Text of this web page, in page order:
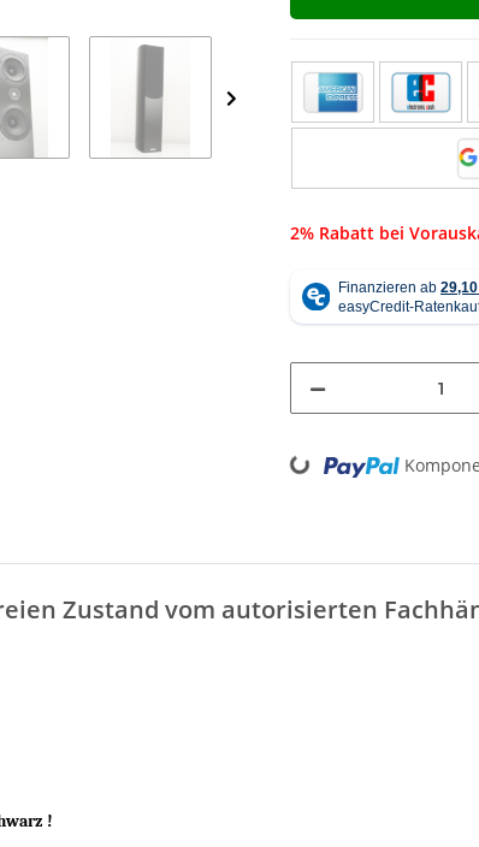
2% Rabatt bei
Loading...
Zustand vom autorisierten
!